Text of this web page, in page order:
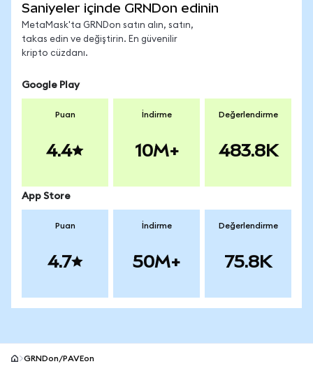
Saniyeler içinde GRNDon edinin
MetaMask'ta GRNDon satın alın, satın,
takas edin ve değiştirin. En güvenilir
kripto cüzdanı.
Google Play
Puan
4.4
İndirme
10M+
Değerlendirme
483.8K
App Store
Puan
4.7
İndirme
50M+
Değerlendirme
75.8K
GRNDon/PAVEon